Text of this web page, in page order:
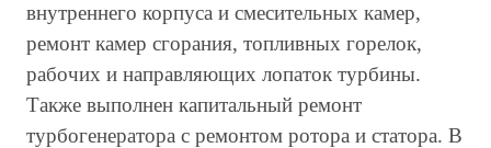
внутреннего корпуса и смесительных камер,
ремонт камер сгорания, топливных горелок,
рабочих и направляющих лопаток турбины.
Также выполнен капитальный ремонт
турбогенератора с ремонтом ротора и статора. В